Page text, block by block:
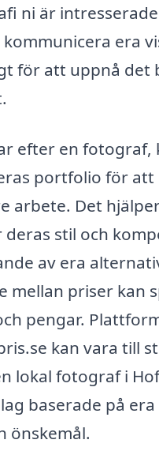
ni är
era
för att uppnå det
efter en fotograf,
portfolio för att
arbete. Det
deras stil och
av era
mellan priser kan
pengar.
kan vara till
lokal fotograf i
baserade på era
önskemål.